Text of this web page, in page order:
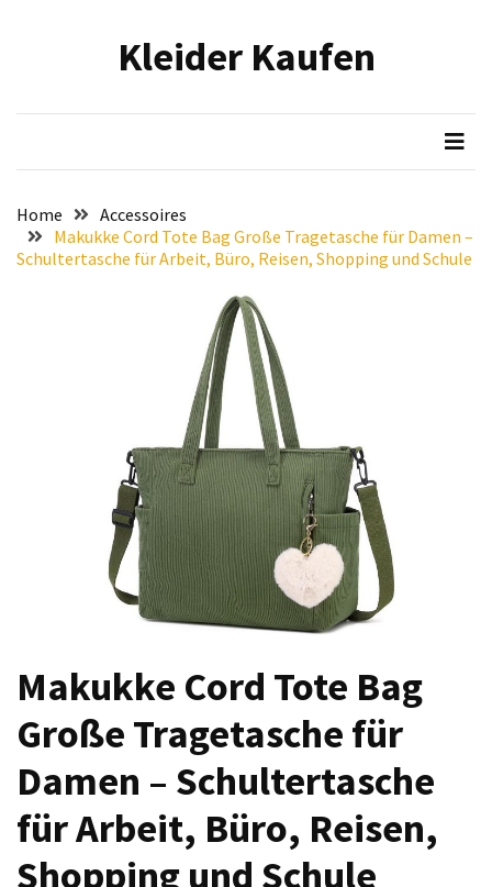
Samt:
Stilvolle
Tipps
Mäntel
Leichte
Luxus-
Jackenmarken
Fokus:
Kleider Kaufen
Home
Accessoires
Makukke Cord Tote Bag Große Tragetasche für Damen –
Schultertasche für Arbeit, Büro, Reisen, Shopping und Schule
Makukke Cord Tote Bag
Große Tragetasche für
Damen – Schultertasche
für Arbeit, Büro, Reisen,
Shopping und Schule